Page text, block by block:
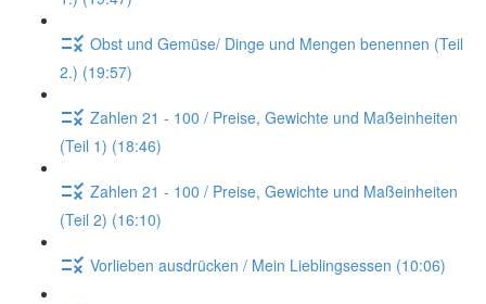
Obst und Gemüse/ Dinge und Mengen benennen (Teil
2.) (19:57)
Zahlen 21 - 100 / Preise, Gewichte und Maßeinheiten
(Teil 1) (18:46)
Zahlen 21 - 100 / Preise, Gewichte und Maßeinheiten
(Teil 2) (16:10)
Vorlieben ausdrücken / Mein Lieblingsessen (10:06)